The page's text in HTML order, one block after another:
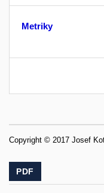
Metriky
Copyright © 2017 Josef
PDF